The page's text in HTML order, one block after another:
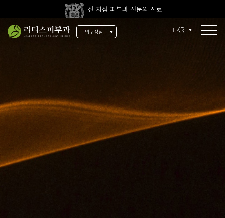
울쎄라피 프라임 신규 도입
고압산소치료 신규 도입
압구정점 KR
울쎄라 Fit
눈가 실리프팅